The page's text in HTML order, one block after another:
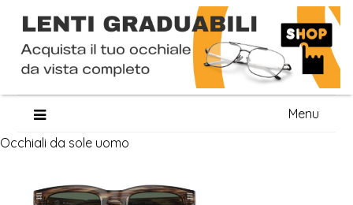
content
Menu
Occhiali da sole uomo